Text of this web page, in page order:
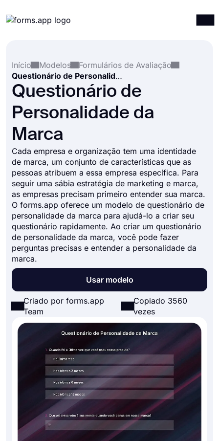
Integrações
Modelos
Recursos
Início
Modelos
Formulários de Avaliação
Questionário de Personalidade da Marca
Questionário de
Personalidade da
Marca
Cada empresa e organização tem uma identidade
de marca, um conjunto de características que as
pessoas atribuem a essa empresa específica. Para
seguir uma sábia estratégia de marketing e marca,
as empresas precisam primeiro entender sua marca.
O forms.app oferece um modelo de questionário de
personalidade da marca para ajudá-lo a criar seu
questionário rapidamente. Ao criar um questionário
de personalidade da marca, você pode fazer
perguntas precisas e entender a personalidade da
marca.
Usar modelo
Criado por forms.app
Team
Copiado 3560
vezes